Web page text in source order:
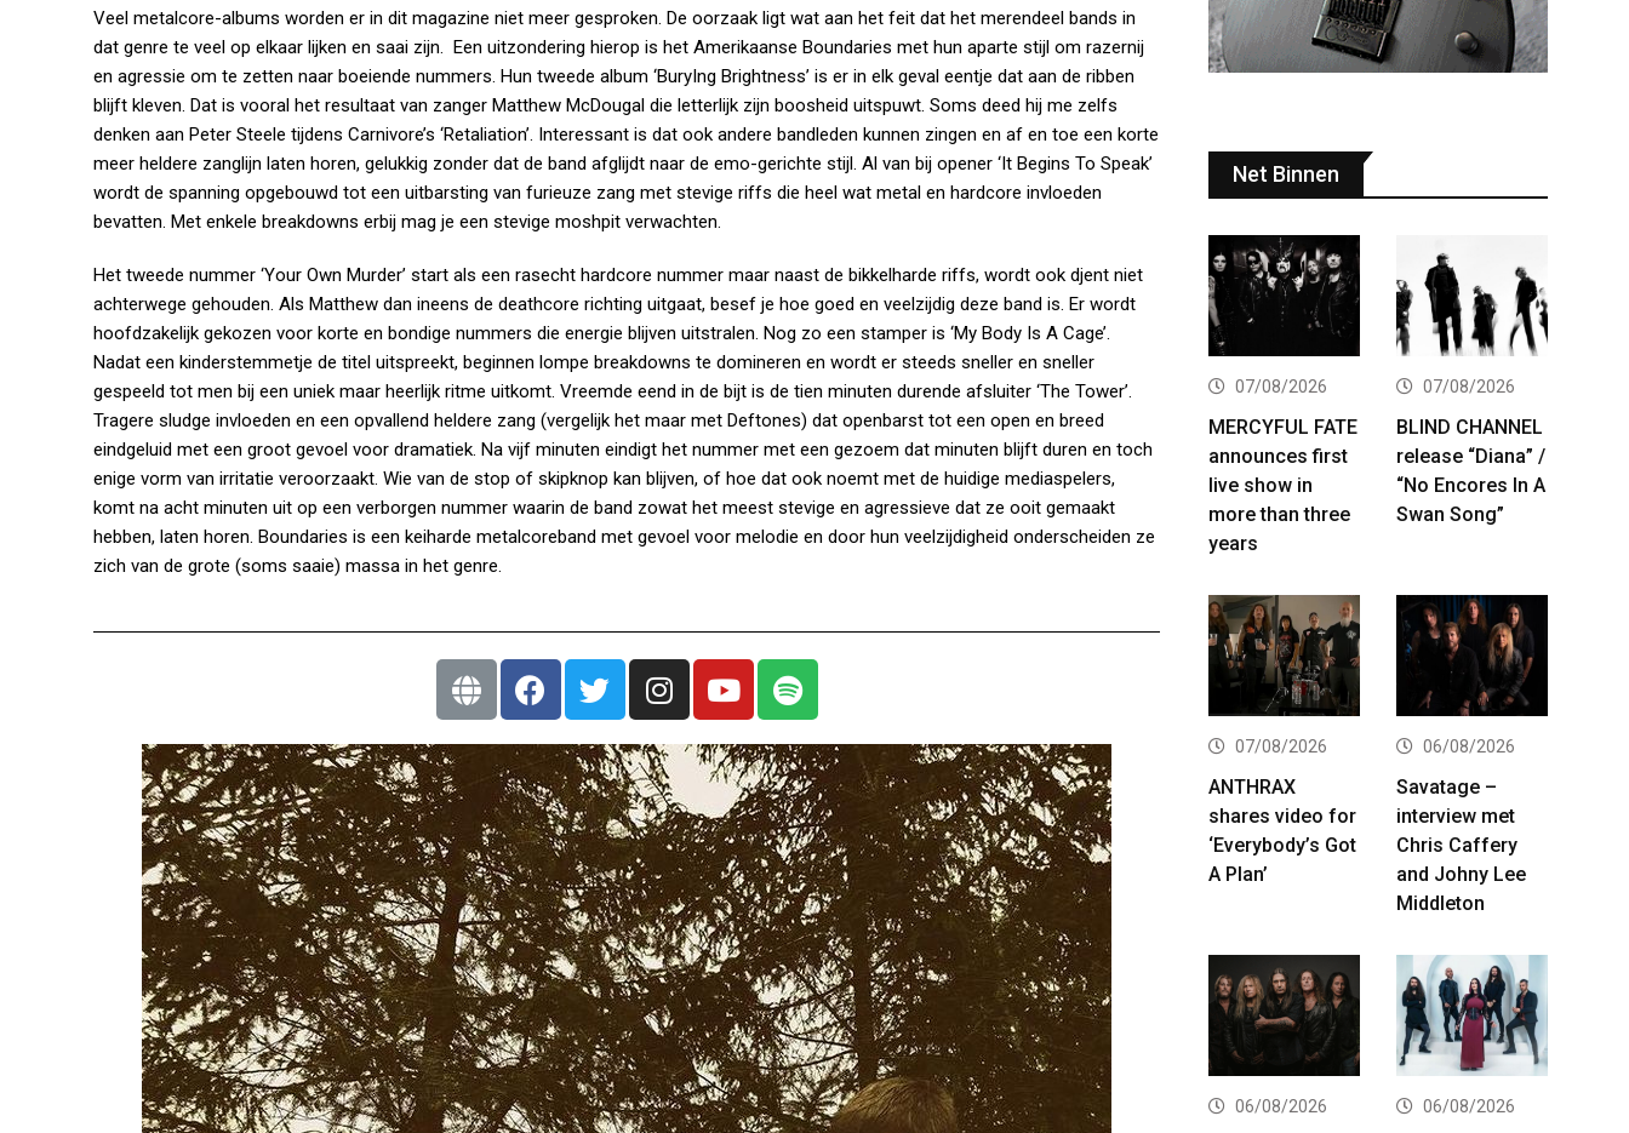
Veel metalcore-albums worden er in dit magazine niet meer gesproken. De oorzaak ligt wat aan het feit dat het merendeel bands in
dat genre te veel op elkaar lijken en saai zijn. Een uitzondering hierop is het Amerikaanse Boundaries met hun aparte stijl om razernij
en agressie om te zetten naar boeiende nummers. Hun tweede album ‘BuryIng Brightness’ is er in elk geval eentje dat aan de ribben
blijft kleven. Dat is vooral het resultaat van zanger Matthew McDougal die letterlijk zijn boosheid uitspuwt. Soms deed hij me zelfs
denken aan Peter Steele tijdens Carnivore’s ‘Retaliation’. Interessant is dat ook andere bandleden kunnen zingen en af en toe een korte
meer heldere zanglijn laten horen, gelukkig zonder dat de band afglijdt naar de emo-gerichte stijl. Al van bij opener ‘It Begins To Speak’
wordt de spanning opgebouwd tot een uitbarsting van furieuze zang met stevige riffs die heel wat metal en hardcore invloeden
bevatten. Met enkele breakdowns erbij mag je een stevige moshpit verwachten.
Het tweede nummer ‘Your Own Murder’ start als een rasecht hardcore nummer maar naast de bikkelharde riffs, wordt ook djent niet
achterwege gehouden. Als Matthew dan ineens de deathcore richting uitgaat, besef je hoe goed en veelzijdig deze band is. Er wordt
hoofdzakelijk gekozen voor korte en bondige nummers die energie blijven uitstralen. Nog zo een stamper is ‘My Body Is A Cage’.
Nadat een kinderstemmetje de titel uitspreekt, beginnen lompe breakdowns te domineren en wordt er steeds sneller en sneller
gespeeld tot men bij een uniek maar heerlijk ritme uitkomt. Vreemde eend in de bijt is de tien minuten durende afsluiter ‘The Tower’.
Tragere sludge invloeden en een opvallend heldere zang (vergelijk het maar met Deftones) dat openbarst tot een open en breed
eindgeluid met een groot gevoel voor dramatiek. Na vijf minuten eindigt het nummer met een gezoem dat minuten blijft duren en toch
enige vorm van irritatie veroorzaakt. Wie van de stop of skipknop kan blijven, of hoe dat ook noemt met de huidige mediaspelers,
komt na acht minuten uit op een verborgen nummer waarin de band zowat het meest stevige en agressieve dat ze ooit gemaakt
hebben, laten horen. Boundaries is een keiharde metalcoreband met gevoel voor melodie en door hun veelzijdigheid onderscheiden ze
zich van de grote (soms saaie) massa in het genre.
Net Binnen
07/08/2026
MERCYFUL FATE
announces first
live show in
more than three
years
07/08/2026
BLIND CHANNEL
release “Diana” /
“No Encores In A
Swan Song”
07/08/2026
ANTHRAX
shares video for
‘Everybody’s Got
A Plan’
06/08/2026
Savatage –
interview met
Chris Caffery
and Johny Lee
Middleton
06/08/2026 06/08/2026